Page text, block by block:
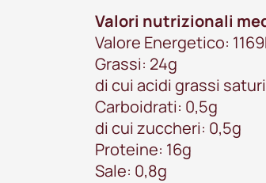
Valori nutrizionali
Valore Energetico:
Grassi: 24g
di cui acidi grassi
Carboidrati: 0,5g
di cui zuccheri: 0,5g
Proteine: 16g
Sale: 0,8g